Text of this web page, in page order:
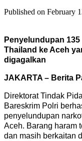
Published on February
Penyelundupan
Thailand ke Aceh
digagalkan
JAKARTA – Berita
Direktorat Tindak
Bareskrim Polri
penyelundupan
Aceh. Barang haram
dan masih berkaitan